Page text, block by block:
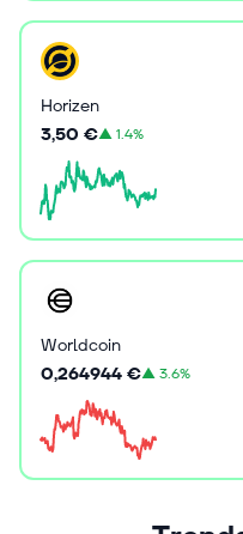
Horizen
3,50 €▲1.4%
Worldcoin
0,264944 €▲3.6%